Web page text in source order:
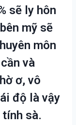
sẽ ly hôn
mỹ sẽ
môn
và
ơ, vô
độ là vậy
sà.